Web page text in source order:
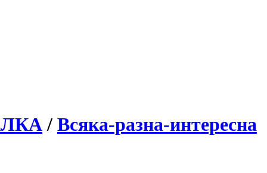
/ Всяка-разна-интересна